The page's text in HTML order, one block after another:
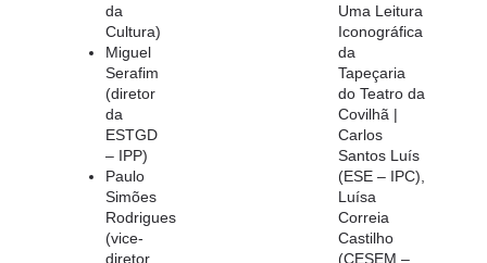
da
Cultura)
Miguel
Serafim
(diretor
da
ESTGD
– IPP)
Paulo
Simões
Rodrigues
(vice-
diretor
Uma Leitura
Iconográfica
da
Tapeçaria
do Teatro da
Covilhã |
Carlos
Santos Luís
(ESE – IPC),
Luísa
Correia
Castilho
(CESEM –